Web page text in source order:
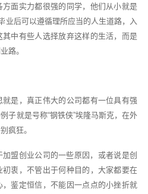
面实力都很强的同学，他们从小就是
业后可以遵循理所应当的人生道路，入
中有些人选择放弃这样的生活，而是
路。
是，真正伟大的公司都有一位具有强
子就是号称“钢铁侠”埃隆马斯克，在外
疯狂。
盟创业公司‍的一些原因，或者说是创
衷，不管出于何种目的，大家都要在
鉴定恒信，不能因一点点的小挫折就